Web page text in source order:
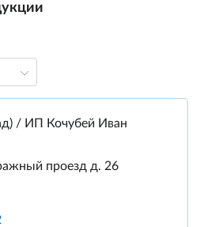
/ ИП Кочубей Иван
проезд д. 26